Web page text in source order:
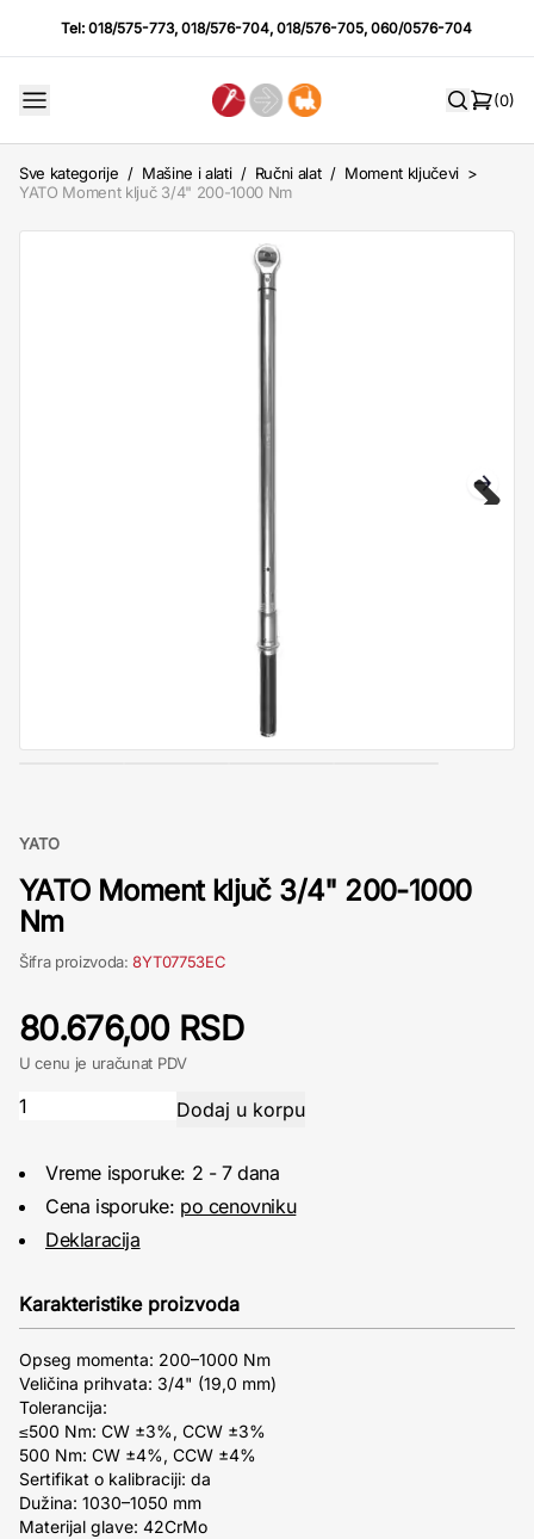
Tel:018/575-773,018/576-704,018/576-705,060/0576-704
(0)
Sve kategorije / Mašine i alati / Ručni alat / Moment ključevi >
YATO Moment ključ 3/4" 200-1000 Nm
YATO
YATO Moment ključ 3/4" 200-1000
Nm
Šifra proizvoda:8YT07753EC
80.676,00 RSD
U cenu je uračunat PDV
Vreme isporuke: 2 - 7 dana
Cena isporuke: po cenovniku
Deklaracija
Karakteristike proizvoda
Opseg momenta: 200–1000 Nm
Veličina prihvata: 3/4" (19,0 mm)
Tolerancija:
≤500 Nm: CW ±3%, CCW ±3%
500 Nm: CW ±4%, CCW ±4%
Sertifikat o kalibraciji: da
Dužina: 1030–1050 mm
Materijal glave: 42CrMo